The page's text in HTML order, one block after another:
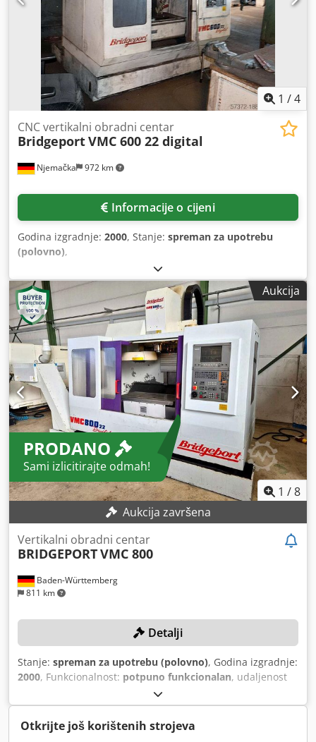
1 /4
Njemačka 972 km
CNC vertikalni obradni centar
BridgeportVMC 600 22 digital
Informacije o cijeni
Godina izgradnje: 2000, Stanje: spreman za upotrebu
(polovno),
Aukcija
PRODANO
Sami izlicitirajte odmah!
1 /8
Aukcija završena
Baden-Württemberg
811 km
Vertikalni obradni centar
BRIDGEPORTVMC 800
Detalji
Stanje: spreman za upotrebu (polovno), Godina izgradnje:
2000, Funkcionalnost: potpuno funkcionalan, udaljenost
, Y osi hod:
Z-osi:500 mm, model kontrolera:Heidenhain TNC 410,
maksimalna brzina okretanja:10.000 okret/min
Otkrijte još korištenih strojeva